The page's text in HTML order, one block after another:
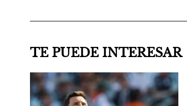
TE PUEDE INTERESAR